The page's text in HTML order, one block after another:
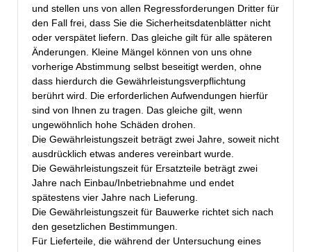
und stellen uns von allen Regressforderungen Dritter für
den Fall frei, dass Sie die Sicherheitsdatenblätter nicht
oder verspätet liefern. Das gleiche gilt für alle späteren
Änderungen. Kleine Mängel können von uns ohne
vorherige Abstimmung selbst beseitigt werden, ohne
dass hierdurch die Gewährleistungsverpflichtung
berührt wird. Die erforderlichen Aufwendungen hierfür
sind von Ihnen zu tragen. Das gleiche gilt, wenn
ungewöhnlich hohe Schäden drohen.
Die Gewährleistungszeit beträgt zwei Jahre, soweit nicht
ausdrücklich etwas anderes vereinbart wurde.
Die Gewährleistungszeit für Ersatzteile beträgt zwei
Jahre nach Einbau/Inbetriebnahme und endet
spätestens vier Jahre nach Lieferung.
Die Gewährleistungszeit für Bauwerke richtet sich nach
den gesetzlichen Bestimmungen.
Für Lieferteile, die während der Untersuchung eines